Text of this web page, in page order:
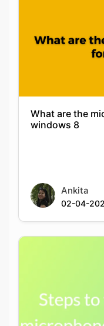
What are the
windows 8
Ankita
02-04-